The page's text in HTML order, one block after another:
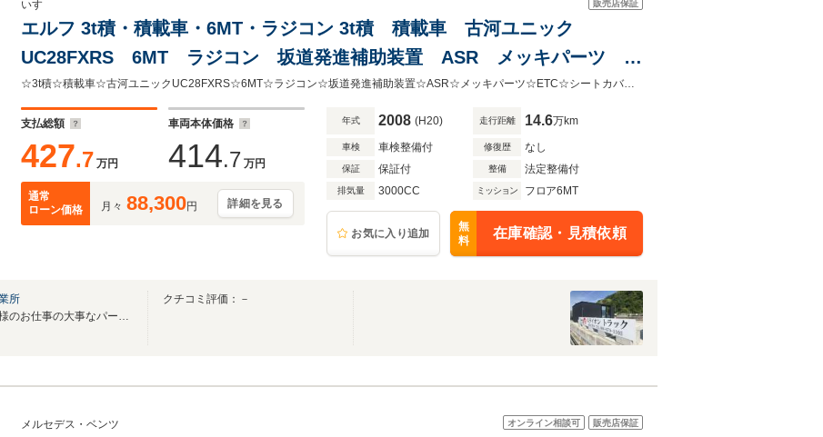
販売店保証
いすゞ
エルフ 3t積・積載車・6MT・ラジコン 3t積 積載車 古河ユニック
UC28FXRS 6MT ラジコン 坂道発進補助装置 ASR メッキパーツ
ETC シートカバー ウィンチ キーレス 荷台内寸 L5710 W2060
☆3t積☆積載車☆古河ユニックUC28FXRS☆6MT☆ラジコン☆坂道発進補助装置☆ASR☆メッキパーツ☆ETC☆シートカバー☆ウィンチ☆キーレス☆荷台内寸 L5710 W2060
支払総額
427.7 万円
車両本体価格
414.7 万円
通常
ローン価格
月々 88,300円 詳細を見る
年式 2008 (H20) 走行距離 14.6万km
車検 車検整備付 修復歴 なし
保証 保証付 整備 法定整備付
排気量 3000CC ミッション フロア6MT
お気に入り追加
無
料
在庫確認・見積依頼
所
高品質車両を低価格で！！皆様のお仕事の大事なパートナーとして活躍できる1台を！！
クチコミ評価：－
オンライン相談可 販売店保証
メルセデス・ベンツ